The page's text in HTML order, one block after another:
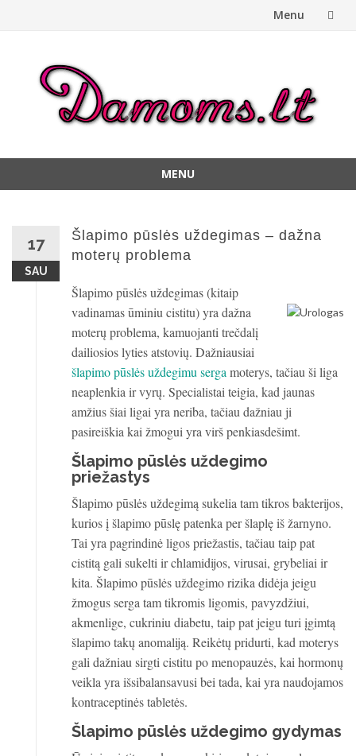
Menu
MENU
17
SAU
Šlapimo pūslės uždegimas – dažna
moterų problema
Šlapimo pūslės uždegimas (kitaip
vadinamas ūminiu cistitu) yra dažna
moterų problema, kamuojanti trečdalį
dailiosios lyties atstovių. Dažniausiai
šlapimo pūslės uždegimu serga moterys, tačiau ši liga
neaplenkia ir vyrų. Specialistai teigia, kad jaunas
amžius šiai ligai yra neriba, tačiau dažniau ji
pasireiškia kai žmogui yra virš penkiasdešimt.
Šlapimo pūslės uždegimo
priežastys
Šlapimo pūslės uždegimą sukelia tam tikros bakterijos,
kurios į šlapimo pūslę patenka per šlaplę iš žarnyno.
Tai yra pagrindinė ligos priežastis, tačiau taip pat
cistitą gali sukelti ir chlamidijos, virusai, grybeliai ir
kita. Šlapimo pūslės uždegimo rizika didėja jeigu
žmogus serga tam tikromis ligomis, pavyzdžiui,
akmenlige, cukriniu diabetu, taip pat jeigu turi įgimtą
šlapimo takų anomaliją. Reikėtų pridurti, kad moterys
gali dažniau sirgti cistitu po menopauzės, kai hormonų
veikla yra išsibalansavusi bei tada, kai yra naudojamos
kontraceptinės tabletės.
Šlapimo pūslės uždegimo gydymas